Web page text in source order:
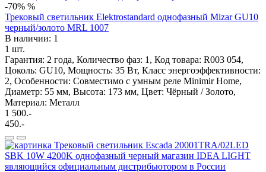
-70% %
Трековый светильник Elektrostandard однофазный Mizar GU10
черный/золото MRL 1007
В наличии: 1
1 шт.
Гарантия: 2 года, Количество фаз: 1, Код товара: R003 054,
Цоколь: GU10, Мощность: 35 Вт, Класс энергоэффективности:
2, Особенности: Cовместимо с умным реле Minimir Home,
Диаметр: 55 мм, Высота: 173 мм, Цвет: Чёрный / Золото,
Материал: Металл
1 500.-
450.-